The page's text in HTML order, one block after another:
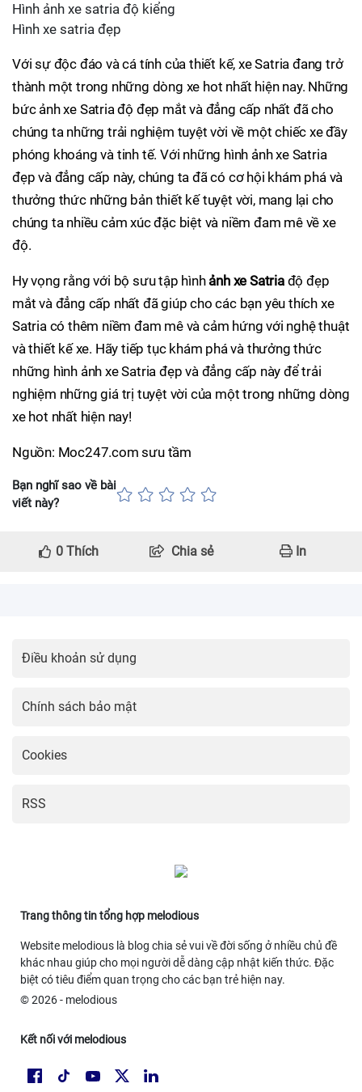
Hình ảnh xe satria độ kiểng
Hình xe satria đẹp
Với sự độc đáo và cá tính của thiết kế, xe Satria đang trở
thành một trong những dòng xe hot nhất hiện nay. Những
bức ảnh xe Satria độ đẹp mắt và đẳng cấp nhất đã cho
chúng ta những trải nghiệm tuyệt vời về một chiếc xe đầy
phóng khoáng và tinh tế. Với những hình ảnh xe Satria
đẹp và đẳng cấp này, chúng ta đã có cơ hội khám phá và
thưởng thức những bản thiết kế tuyệt vời, mang lại cho
chúng ta nhiều cảm xúc đặc biệt và niềm đam mê về xe
độ.
Hy vọng rằng với bộ sưu tập hình ảnh xe Satriađộ đẹp
mắt và đẳng cấp nhất đã giúp cho các bạn yêu thích xe
Satria có thêm niềm đam mê và cảm hứng với nghệ thuật
và thiết kế xe. Hãy tiếp tục khám phá và thưởng thức
những hình ảnh xe Satria đẹp và đẳng cấp này để trải
nghiệm những giá trị tuyệt vời của một trong những dòng
xe hot nhất hiện nay!
Nguồn: Moc247.com sưu tầm
Bạn nghĩ sao về bài
viết này?
0 Thích Chia sẻ In
Điều khoản sử dụng
Chính sách bảo mật
Cookies
RSS
Trang thông tin tổng hợp melodious
Website melodious là blog chia sẻ vui về đời sống ở nhiều chủ đề
khác nhau giúp cho mọi người dễ dàng cập nhật kiến thức. Đặc
biệt có tiêu điểm quan trọng cho các bạn trẻ hiện nay.
© 2026 - melodious
Kết nối với melodious